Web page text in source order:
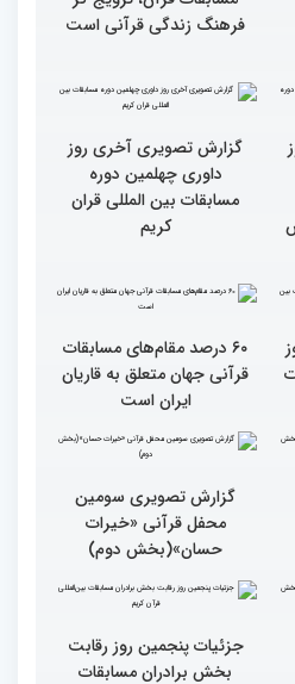
مسابقات قرآن، ترویج گر
فرهنگ زندگی قرآنی است
گزارش تصویری آخری روز
مسابقات بین المللی قران
کریم
۶۰ درصد مقام‌های مسابقات
قرآنی جهان متعلق به قاریان
ایران است